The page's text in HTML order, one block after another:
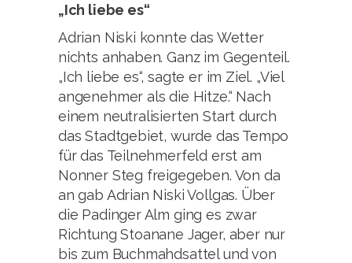
„Ich liebe es“
Adrian Niski konnte das Wetter
nichts anhaben. Ganz im Gegenteil.
„Ich liebe es“, sagte er im Ziel. „Viel
angenehmer als die Hitze.“ Nach
einem neutralisierten Start durch
das Stadtgebiet, wurde das Tempo
für das Teilnehmerfeld erst am
Nonner Steg freigegeben. Von da
an gab Adrian Niski Vollgas. Über
die Padinger Alm ging es zwar
Richtung Stoanane Jager, aber nur
bis zum Buchmahdsattel und von